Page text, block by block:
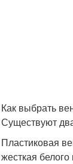
Как выбрать
Существуют
Пластиковая
жесткая белого